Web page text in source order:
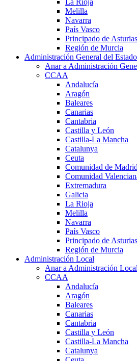
Melilla
Navarra
País Vasco
Principado de Asturias
Región de Murcia
Administración General del Estado
Anar a Administración
CCAA
Andalucía
Aragón
Baleares
Canarias
Cantabria
Castilla y León
Castilla-La Mancha
Catalunya
Ceuta
Comunidad de Madrid
Comunidad
Extremadura
Galicia
La Rioja
Melilla
Navarra
País Vasco
Principado de Asturias
Región de Murcia
Administración Local
Anar a Administración Local
CCAA
Andalucía
Aragón
Baleares
Canarias
Cantabria
Castilla y León
Castilla-La Mancha
Catalunya